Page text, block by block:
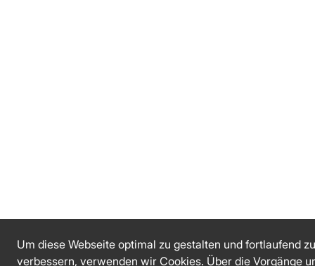
Um diese Webseite optimal zu gestalten und fortlaufend zu
verbessern, verwenden wir Cookies. Über die Vorgänge